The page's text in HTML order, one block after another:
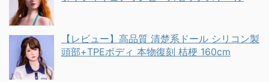
【レビュー】高品質 清楚系ドール シリコン製
頭部+TPEボディ 本物復刻 桔梗 160cm